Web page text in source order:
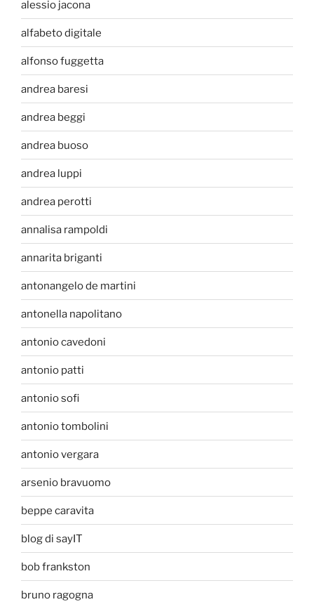
alessio jacona
alfabeto digitale
alfonso fuggetta
andrea baresi
andrea beggi
andrea buoso
andrea luppi
andrea perotti
annalisa rampoldi
annarita briganti
antonangelo de martini
antonella napolitano
antonio cavedoni
antonio patti
antonio sofi
antonio tombolini
antonio vergara
arsenio bravuomo
beppe caravita
blog di sayIT
bob frankston
bruno ragogna